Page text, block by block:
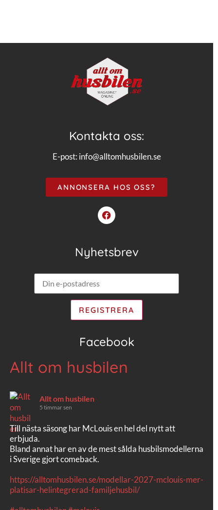
Kontakta oss:
E-post: info@alltomhusbilen.se
ANNONSERA HOS OSS?
Nyhetsbrev
Facebook
Allt om husbilen
Allt om husbilen
5 timmar sen
Till nästa säsong har McLouis en hel del nytt att
erbjuda.
Bland annat har en av de mest sålda husbilsmodellerna
i Sverige gjort comeback.
https://alltomhusbilen.se/modellar-2027-mclouis-mer-
platisar-helintegrerad-familjehusbil/